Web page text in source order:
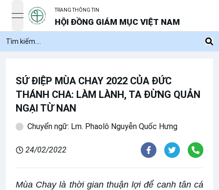
open navigation menu
TRANG THÔNG TIN
HỘI ĐỒNG GIÁM MỤC VIỆT NAM
SỨ ĐIỆP MÙA CHAY 2022 CỦA ĐỨC
THÁNH CHA: LÀM LÀNH, TA ĐỪNG QUẢN
NGẠI TỪ NAN
Chuyển ngữ: Lm. Phaolô Nguyễn Quốc Hưng
24/02/2022
Mùa Chay là thời gian thuận lợi để canh tân cá